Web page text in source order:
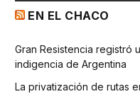
EN EL CHACO
Gran Resistencia registró
indigencia de Argentina
La privatización de rutas